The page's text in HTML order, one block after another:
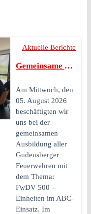
Aktuelle Berichte
Gemeinsame Mittwochs-Ausbildung August 2026
Am Mittwoch, den
05. August 2026
beschäftigten wir
uns bei der
gemeinsamen
Ausbildung aller
Gudensberger
Feuerwehren mit
dem Thema:
FwDV 500 –
Einheiten im ABC-
Einsatz. Im